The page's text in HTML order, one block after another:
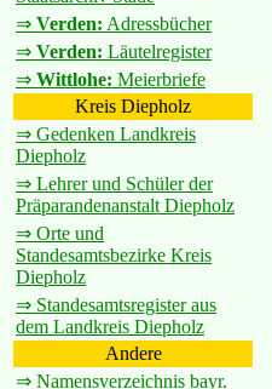
⇒ Verden: Adressbücher
⇒ Verden: Läutelregister
⇒ Wittlohe: Meierbriefe
Kreis Diepholz
⇒ Gedenken Landkreis
Diepholz
⇒ Lehrer und Schüler der
Präparandenanstalt Diepholz
⇒ Orte und
Standesamtsbezirke Kreis
Diepholz
⇒ Standesamtsregister aus
dem Landkreis Diepholz
Andere
⇒ Namensverzeichnis bayr.